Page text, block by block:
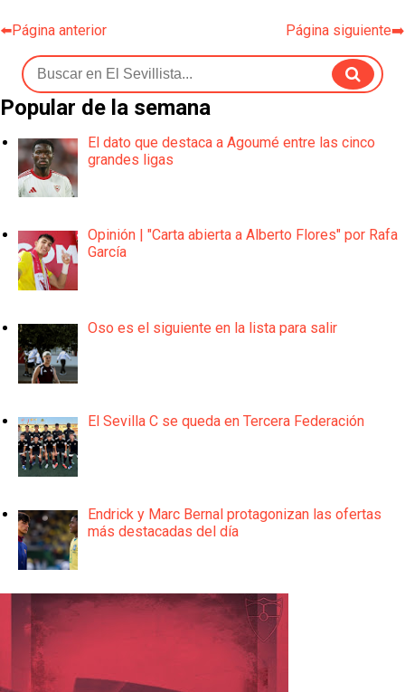
⬅️Página anterior Página siguiente➡️
Popular de la semana
El dato que destaca a Agoumé entre las cinco
grandes ligas
Opinión | "Carta abierta a Alberto Flores" por Rafa
García
Oso es el siguiente en la lista para salir
El Sevilla C se queda en Tercera Federación
Endrick y Marc Bernal protagonizan las ofertas
más destacadas del día